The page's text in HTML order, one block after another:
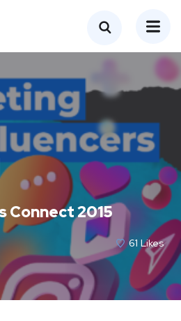
Connect 2015
61 Likes